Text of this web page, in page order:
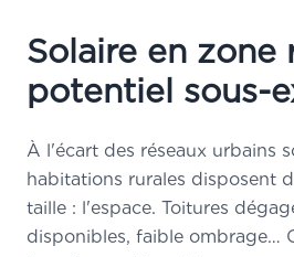
Solaire en zone
potentiel sous-
À l'écart des réseaux urbains
habitations rurales disposent
taille : l'espace. Toitures
disponibles, faible ombrage…